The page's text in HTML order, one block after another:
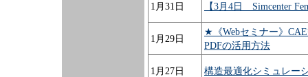
1月31日 【3月4日 Simcenter
1月29日
★《Webセミナー》
PDFの活用方法
1月27日 構造最適化シミュレー